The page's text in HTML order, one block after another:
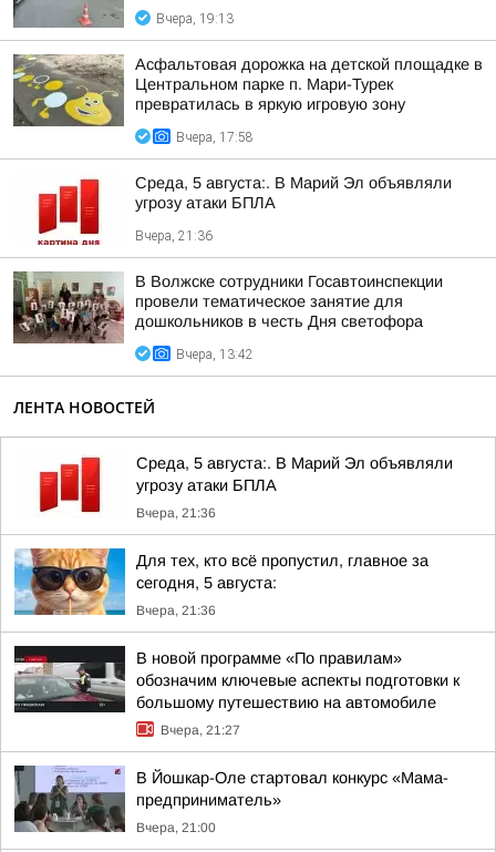
Вчера, 19:13
Асфальтовая дорожка на детской площадке в
Центральном парке п. Мари-Турек
превратилась в яркую игровую зону
Вчера, 17:58
Среда, 5 августа:. В Марий Эл объявляли
угрозу атаки БПЛА
Вчера, 21:36
В Волжске сотрудники Госавтоинспекции
провели тематическое занятие для
дошкольников в честь Дня светофора
Вчера, 13:42
ЛЕНТА НОВОСТЕЙ
Среда, 5 августа:. В Марий Эл объявляли
угрозу атаки БПЛА
Вчера, 21:36
Для тех, кто всё пропустил, главное за
сегодня, 5 августа:
Вчера, 21:36
В новой программе «По правилам»
обозначим ключевые аспекты подготовки к
большому путешествию на автомобиле
Вчера, 21:27
В Йошкар-Оле стартовал конкурс «Мама-
предприниматель»
Вчера, 21:00